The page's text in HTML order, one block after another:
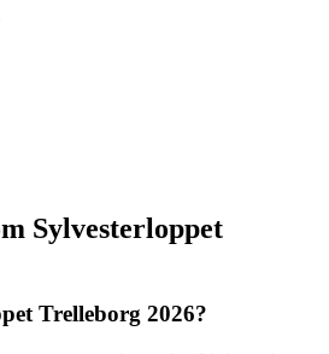
Sylvesterloppet
Trelleborg 2026?